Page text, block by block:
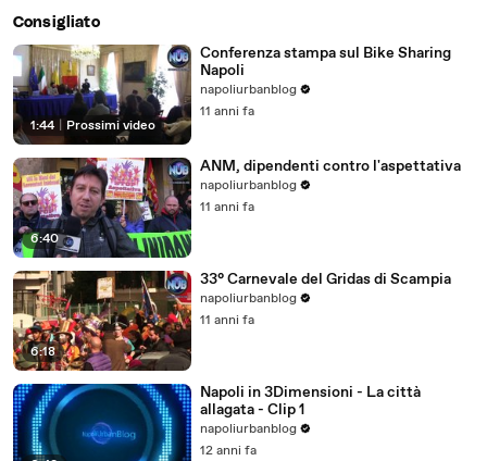
Consigliato
1:44 Prossimi video
Conferenza stampa sul Bike Sharing
Napoli
napoliurbanblog
11 anni fa
6:40
ANM, dipendenti contro l'aspettativa
napoliurbanblog
11 anni fa
6:18
33° Carnevale del Gridas di Scampia
napoliurbanblog
11 anni fa
Napoli in 3Dimensioni - La città
allagata - Clip 1
napoliurbanblog
12 anni fa